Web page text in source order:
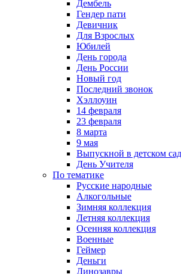
Дембель
Гендер пати
Девичник
Для Взрослых
Юбилей
День города
День России
Новый год
Последний звонок
Хэллоуин
14 февраля
23 февраля
8 марта
9 мая
Выпускной в детском
День Учителя
По тематике
Русские народные
Алкогольные
Зимняя коллекция
Летняя коллекция
Осенняя коллекция
Военные
Геймер
Деньги
Динозавры